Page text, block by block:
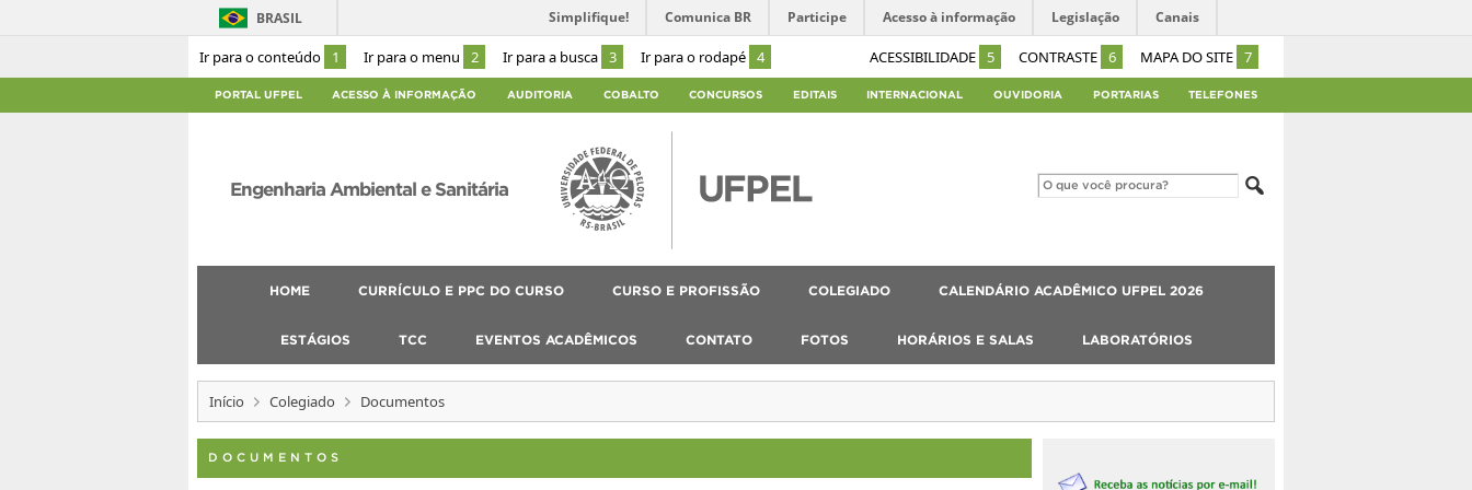
Ir para o conteúdo 1 Ir para o menu 2 Ir para a busca 3 Ir para o rodapé 4 ACESSIBILIDADE 5 CONTRASTE 6 MAPA DO SITE 7
BRASIL Simplifique! Comunica BR Participe Acesso à informação Legislação Canais
PORTAL UFPEL ACESSO À INFORMAÇÃO AUDITORIA COBALTO CONCURSOS EDITAIS INTERNACIONAL OUVIDORIA PORTARIAS TELEFONES
Engenharia Ambiental e Sanitária
HOME CURRÍCULO E PPC DO CURSO CURSO E PROFISSÃO COLEGIADO CALENDÁRIO ACADÊMICO UFPEL 2026
ESTÁGIOS TCC EVENTOS ACADÊMICOS CONTATO FOTOS HORÁRIOS E SALAS LABORATÓRIOS
Início Colegiado Documentos
DOCUMENTOS